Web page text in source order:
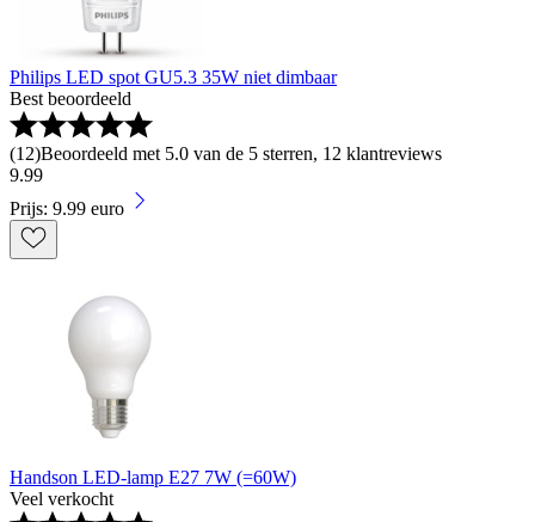
Philips LED spot GU5.3 35W niet dimbaar
Best beoordeeld
(12)Beoordeeld met 5.0 van de 5 sterren, 12 klantreviews
9.99
Prijs: 9.99 euro
Handson LED-lamp E27 7W (=60W)
Veel verkocht